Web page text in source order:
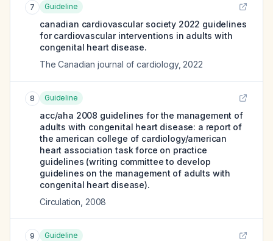
7 Guideline
canadian cardiovascular society 2022 guidelines
for cardiovascular interventions in adults with
congenital heart disease.
The Canadian journal of cardiology, 2022
8 Guideline
acc/aha 2008 guidelines for the management of
adults with congenital heart disease: a report of
the american college of cardiology/american
heart association task force on practice
guidelines (writing committee to develop
guidelines on the management of adults with
congenital heart disease).
Circulation 2008
9 Guideline